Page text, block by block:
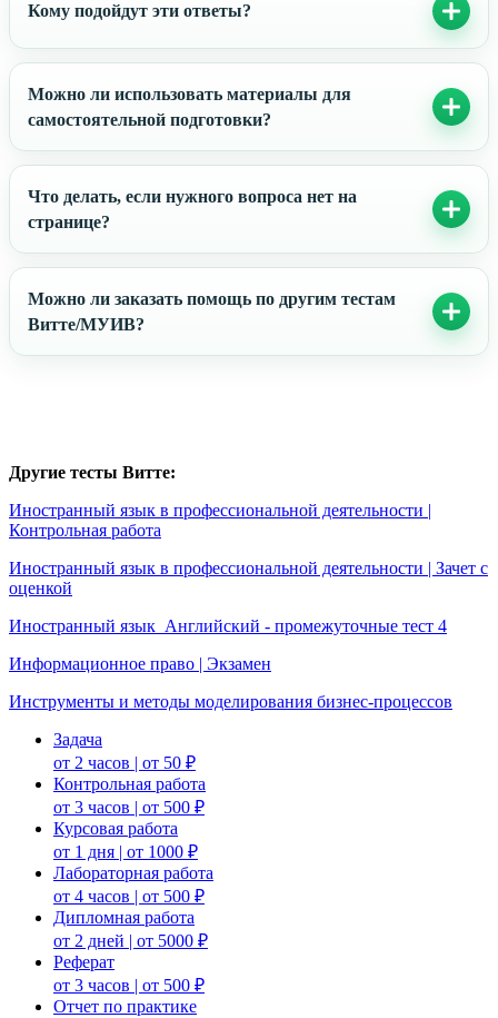
Кому подойдут эти ответы?
Можно ли использовать материалы для
самостоятельной подготовки?
Что делать, если нужного вопроса нет на
странице?
Можно ли заказать помощь по другим тестам
Витте/МУИВ?
Другие тесты Витте:
Иностранный язык в профессиональной деятельности |
Контрольная работа
Иностранный язык в профессиональной деятельности | Зачет с
оценкой
Иностранный язык_Английский - промежуточные тест 4
Информационное право | Экзамен
Инструменты и методы моделирования бизнес-процессов
Задача
от 2 часов | от 50 ₽
Контрольная работа
от 3 часов | от 500 ₽
Курсовая работа
от 1 дня | от 1000 ₽
Лабораторная работа
от 4 часов | от 500 ₽
Дипломная работа
от 2 дней | от 5000 ₽
Реферат
от 3 часов | от 500 ₽
Отчет по практике